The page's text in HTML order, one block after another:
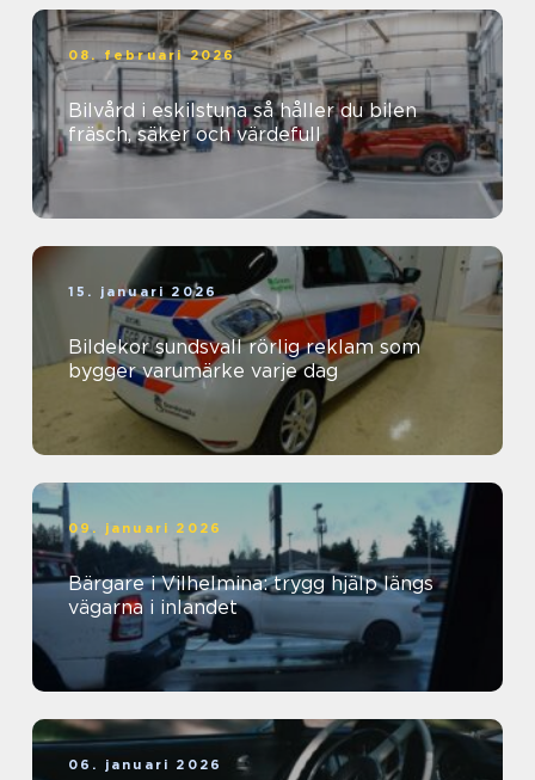
08. februari 2026
Bilvård i eskilstuna så håller du bilen
fräsch, säker och värdefull
15. januari 2026
Bildekor sundsvall rörlig reklam som
bygger varumärke varje dag
09. januari 2026
Bärgare i Vilhelmina: trygg hjälp längs
vägarna i inlandet
06. januari 2026